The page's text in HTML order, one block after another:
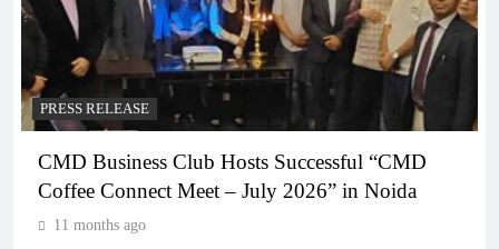
PRESS RELEASE
CMD Business Club Hosts Successful “CMD
Coffee Connect Meet – July 2026” in Noida
11 months ago